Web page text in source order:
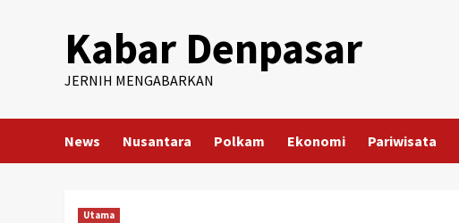
Kabar Denpasar
JERNIH MENGABARKAN
News Nusantara Polkam Ekonomi Pariwisata
Utama